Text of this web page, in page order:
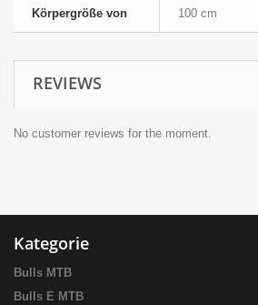
Körpergröße von 100 cm
REVIEWS
No customer reviews for the moment.
Kategorie
Bulls MTB
Bulls E MTB